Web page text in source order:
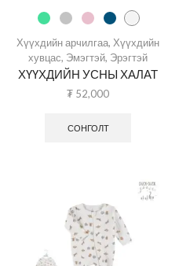
Хүүхдийн арчилгаа, Хүүхдийн
хувцас, Эмэгтэй, Эрэгтэй
ХҮҮХДИЙН УСНЫ ХАЛАТ
₮ 52,000
СОНГОЛТ